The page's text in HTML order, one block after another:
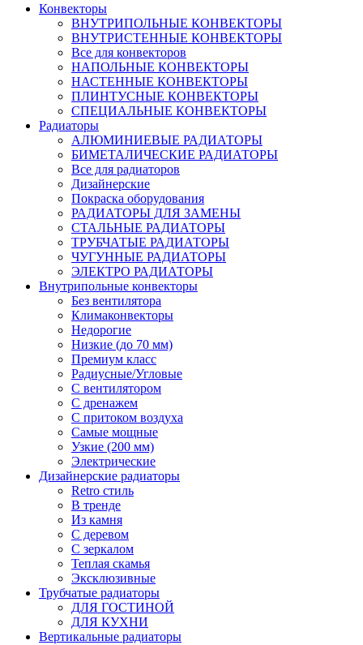
Конвекторы
ВНУТРИПОЛЬНЫЕ КОНВЕКТОРЫ
ВНУТРИСТЕННЫЕ КОНВЕКТОРЫ
Все для конвекторов
НАПОЛЬНЫЕ КОНВЕКТОРЫ
НАСТЕННЫЕ КОНВЕКТОРЫ
ПЛИНТУСНЫЕ КОНВЕКТОРЫ
СПЕЦИАЛЬНЫЕ КОНВЕКТОРЫ
Радиаторы
АЛЮМИНИЕВЫЕ РАДИАТОРЫ
БИМЕТАЛИЧЕСКИЕ РАДИАТОРЫ
Все для радиаторов
Дизайнерские
Покраска оборудования
РАДИАТОРЫ ДЛЯ ЗАМЕНЫ
СТАЛЬНЫЕ РАДИАТОРЫ
ТРУБЧАТЫЕ РАДИАТОРЫ
ЧУГУННЫЕ РАДИАТОРЫ
ЭЛЕКТРО РАДИАТОРЫ
Внутрипольные конвекторы
Без вентилятора
Климаконвекторы
Недорогие
Низкие (до 70 мм)
Премиум класс
Радиусные/Угловые
С вентилятором
С дренажем
С притоком воздуха
Самые мощные
Узкие (200 мм)
Электрические
Дизайнерские радиаторы
Retro стиль
В тренде
Из камня
С деревом
С зеркалом
Теплая скамья
Эксклюзивные
Трубчатые радиаторы
ДЛЯ ГОСТИНОЙ
ДЛЯ КУХНИ
Вертикальные радиаторы